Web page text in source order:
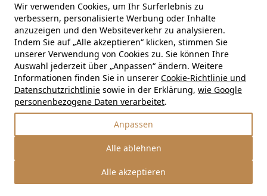
Teppich Kids Kurzflor Kinderteppich Mehrfarbig Hase
Ballon
€29,99
Kurzflor Kinderteppich Mehrfarbig Teddybär
Luftballons
Wir verwenden Cookies, um Ihr Surferlebnis zu
verbessern, personalisierte Werbung oder Inhalte
anzuzeigen und den Websiteverkehr zu analysieren.
Indem Sie auf „Alle akzeptieren“ klicken, stimmen Sie
unserer Verwendung von Cookies zu. Sie können Ihre
Auswahl jederzeit über „Anpassen“ ändern. Weitere
Informationen finden Sie in unserer Cookie-Richtlinie und
Datenschutzrichtlinie sowie in der Erklärung, wie Google
personenbezogene Daten verarbeitet.
Anpassen
Alle ablehnen
Alle akzeptieren